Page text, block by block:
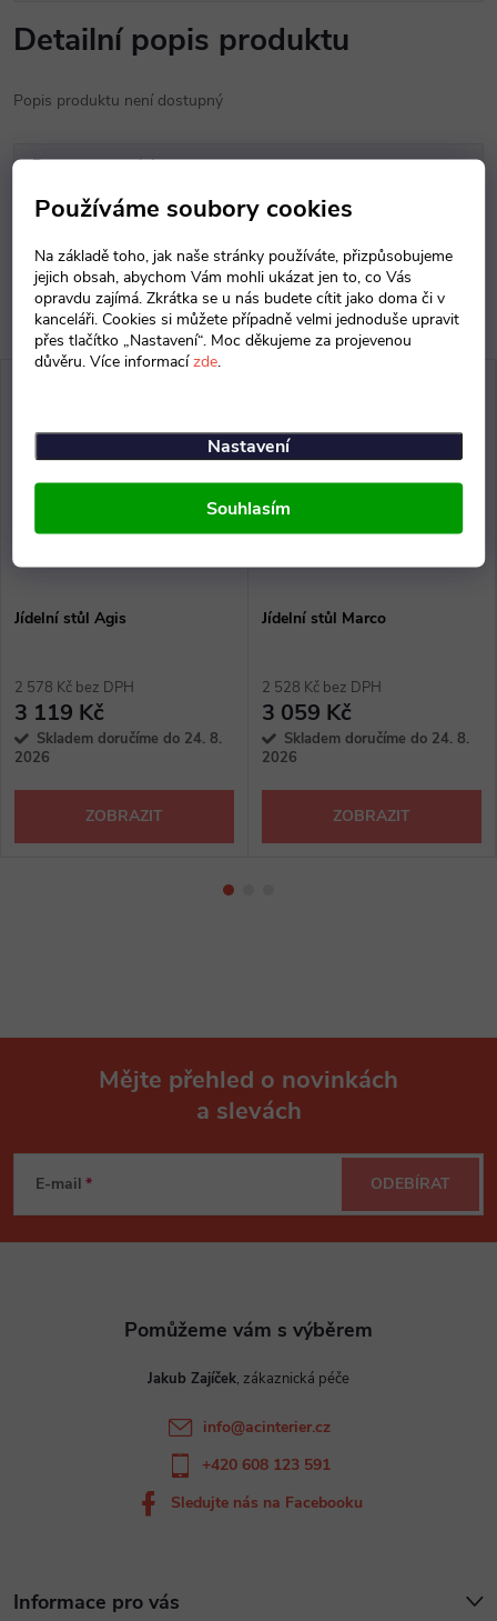
Používáme soubory cookies
Na základě toho, jak naše stránky používáte, přizpůsobujeme
jejich obsah, abychom Vám mohli ukázat jen to, co Vás
opravdu zajímá. Zkrátka se u nás budete cítit jako doma či v
kanceláři. Cookies si můžete případně velmi jednoduše upravit
přes tlačítko „Nastavení“. Moc děkujeme za projevenou
důvěru. Více informacízde.
Nastavení
Souhlasím
Detailní popis produktu
Popis produktu není dostupný
Parametry produktu
Diskuse
Jídelní stůl Agis
2 578 Kč bez DPH
3 119 Kč
Skladem doručíme do 24. 8.
2026
ZOBRAZIT
Jídelní stůl Marco
2 528 Kč bez DPH
3 059 Kč
Skladem doručíme do 24. 8.
2026
ZOBRAZIT
p
Mějte přehled o novinkách
a slevách
E-mail ODEBÍRAT
Informace pro vás
Jakub Zajíček
info@acinterier.cz
+420 608 123 591
Sledujte nás na Facebooku